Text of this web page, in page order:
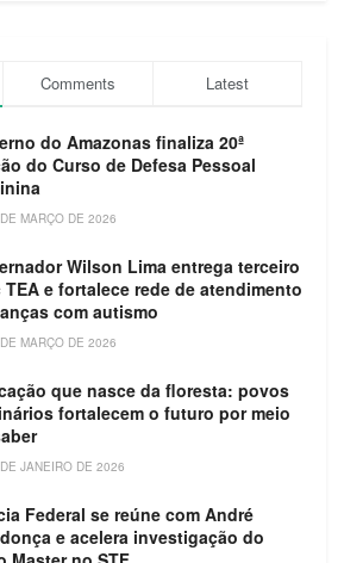
Comments Latest
do Amazonas finaliza 20ª
do Curso de Defesa Pessoal
MARÇO DE 2026
Wilson Lima entrega terceiro
TEA e fortalece rede de atendimento
com autismo
MARÇO DE 2026
que nasce da floresta: povos
fortalecem o futuro por meio
JANEIRO DE 2026
Federal se reúne com André
e acelera investigação do